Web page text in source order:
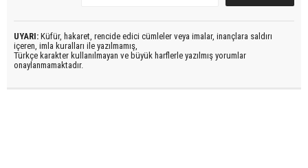
UYARI: Küfür, hakaret, rencide edici cümleler veya imalar, inançlara saldırı
içeren, imla kuralları ile yazılmamış,
Türkçe karakter kullanılmayan ve büyük harflerle yazılmış yorumlar
onaylanmamaktadır.